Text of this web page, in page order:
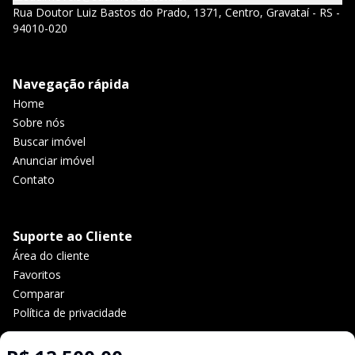
Rua Doutor Luiz Bastos do Prado, 1371, Centro, Gravataí - RS -
94010-020
Navegação rápida
Home
Sobre nós
Buscar imóvel
Anunciar imóvel
Contato
Suporte ao Cliente
Área do cliente
Favoritos
Comparar
Política de privacidade